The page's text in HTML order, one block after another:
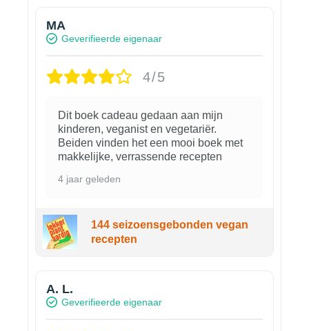
MA
Geverifieerde eigenaar
4/5
Dit boek cadeau gedaan aan mijn
kinderen, veganist en vegetariër.
Beiden vinden het een mooi boek met
makkelijke, verrassende recepten
4 jaar geleden
144 seizoensgebonden vegan
recepten
A. L.
Geverifieerde eigenaar